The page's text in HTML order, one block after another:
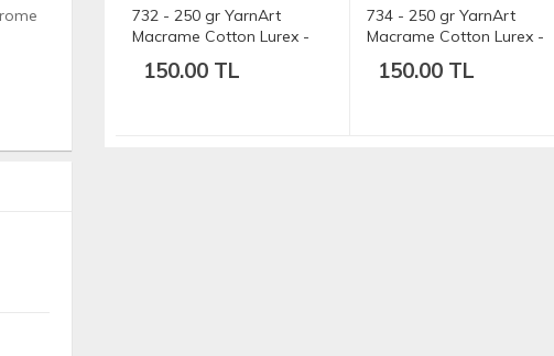
732 - 250 gr YarnArt
Macrame Cotton Lurex -
150.00 TL
734 - 250 gr YarnArt
Macrame Cotton Lurex -
150.00 TL